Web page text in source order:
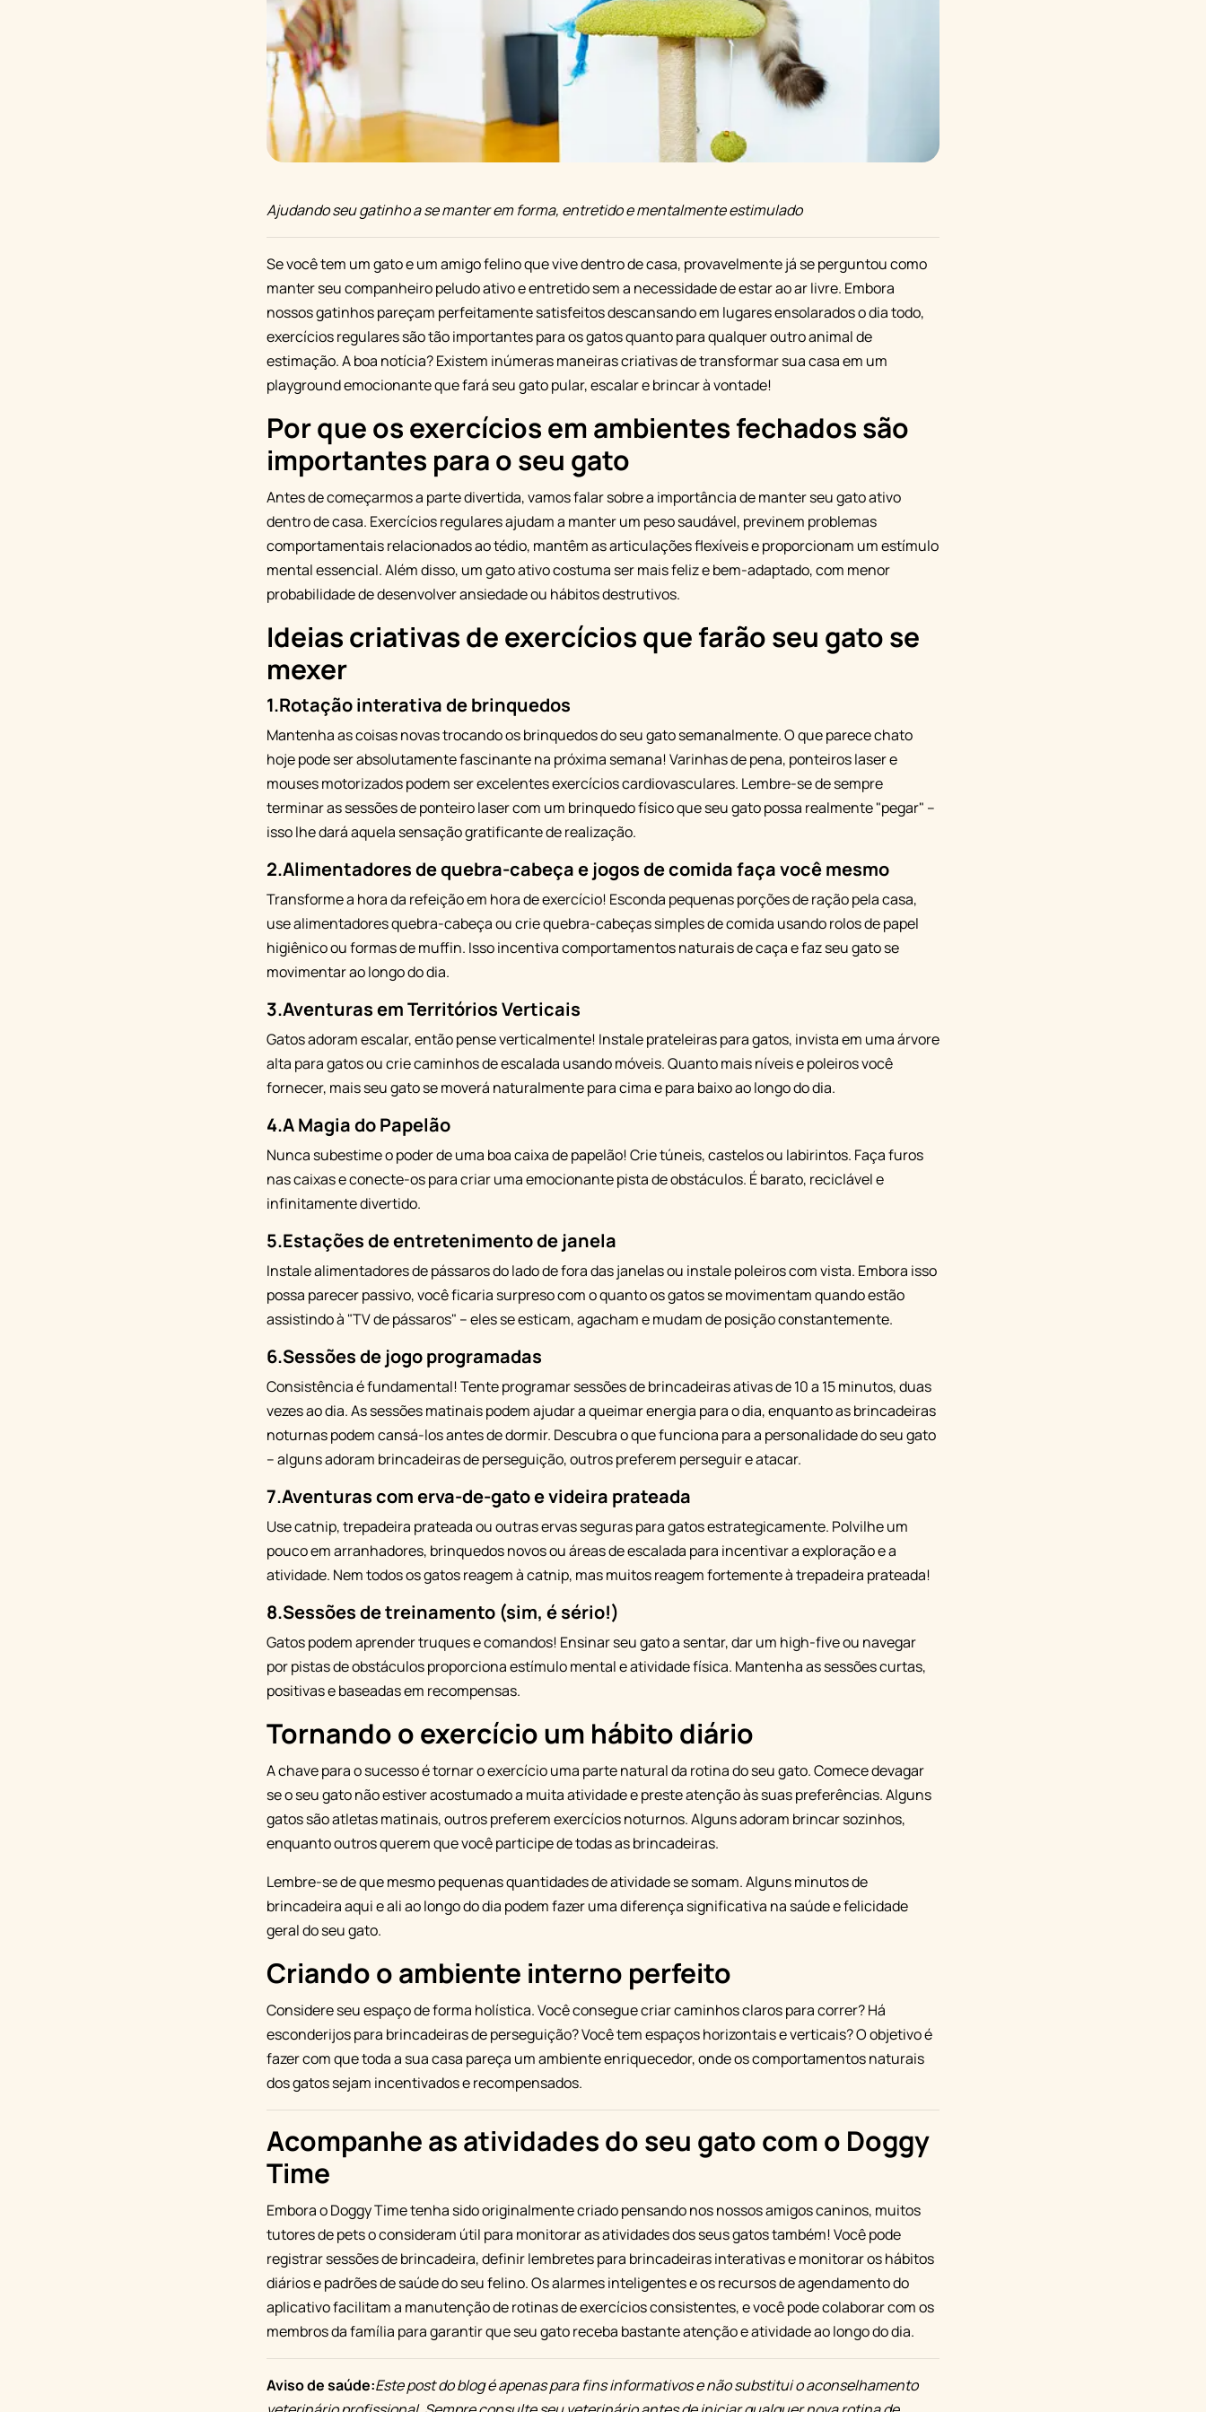
Ajudando seu gatinho a se manter em forma, entretido e mentalmente estimulado
Se você tem um gato e um amigo felino que vive dentro de casa, provavelmente já se perguntou como
manter seu companheiro peludo ativo e entretido sem a necessidade de estar ao ar livre. Embora
nossos gatinhos pareçam perfeitamente satisfeitos descansando em lugares ensolarados o dia todo,
exercícios regulares são tão importantes para os gatos quanto para qualquer outro animal de
estimação. A boa notícia? Existem inúmeras maneiras criativas de transformar sua casa em um
playground emocionante que fará seu gato pular, escalar e brincar à vontade!
Por que os exercícios em ambientes fechados são
importantes para o seu gato
Antes de começarmos a parte divertida, vamos falar sobre a importância de manter seu gato ativo
dentro de casa. Exercícios regulares ajudam a manter um peso saudável, previnem problemas
comportamentais relacionados ao tédio, mantêm as articulações flexíveis e proporcionam um estímulo
mental essencial. Além disso, um gato ativo costuma ser mais feliz e bem-adaptado, com menor
probabilidade de desenvolver ansiedade ou hábitos destrutivos.
Ideias criativas de exercícios que farão seu gato se
mexer
1.Rotação interativa de brinquedos
Mantenha as coisas novas trocando os brinquedos do seu gato semanalmente. O que parece chato
hoje pode ser absolutamente fascinante na próxima semana! Varinhas de pena, ponteiros laser e
mouses motorizados podem ser excelentes exercícios cardiovasculares. Lembre-se de sempre
terminar as sessões de ponteiro laser com um brinquedo físico que seu gato possa realmente "pegar" –
isso lhe dará aquela sensação gratificante de realização.
2.Alimentadores de quebra-cabeça e jogos de comida faça você mesmo
Transforme a hora da refeição em hora de exercício! Esconda pequenas porções de ração pela casa,
use alimentadores quebra-cabeça ou crie quebra-cabeças simples de comida usando rolos de papel
higiênico ou formas de muffin. Isso incentiva comportamentos naturais de caça e faz seu gato se
movimentar ao longo do dia.
3.Aventuras em Territórios Verticais
Gatos adoram escalar, então pense verticalmente! Instale prateleiras para gatos, invista em uma árvore
alta para gatos ou crie caminhos de escalada usando móveis. Quanto mais níveis e poleiros você
fornecer, mais seu gato se moverá naturalmente para cima e para baixo ao longo do dia.
4.A Magia do Papelão
Nunca subestime o poder de uma boa caixa de papelão! Crie túneis, castelos ou labirintos. Faça furos
nas caixas e conecte-os para criar uma emocionante pista de obstáculos. É barato, reciclável e
infinitamente divertido.
5.Estações de entretenimento de janela
Instale alimentadores de pássaros do lado de fora das janelas ou instale poleiros com vista. Embora isso
possa parecer passivo, você ficaria surpreso com o quanto os gatos se movimentam quando estão
assistindo à "TV de pássaros" – eles se esticam, agacham e mudam de posição constantemente.
6.Sessões de jogo programadas
Consistência é fundamental! Tente programar sessões de brincadeiras ativas de 10 a 15 minutos, duas
vezes ao dia. As sessões matinais podem ajudar a queimar energia para o dia, enquanto as brincadeiras
noturnas podem cansá-los antes de dormir. Descubra o que funciona para a personalidade do seu gato
– alguns adoram brincadeiras de perseguição, outros preferem perseguir e atacar.
7.Aventuras com erva-de-gato e videira prateada
Use catnip, trepadeira prateada ou outras ervas seguras para gatos estrategicamente. Polvilhe um
pouco em arranhadores, brinquedos novos ou áreas de escalada para incentivar a exploração e a
atividade. Nem todos os gatos reagem à catnip, mas muitos reagem fortemente à trepadeira prateada!
8.Sessões de treinamento (sim, é sério!)
Gatos podem aprender truques e comandos! Ensinar seu gato a sentar, dar um high-five ou navegar
por pistas de obstáculos proporciona estímulo mental e atividade física. Mantenha as sessões curtas,
positivas e baseadas em recompensas.
Tornando o exercício um hábito diário
A chave para o sucesso é tornar o exercício uma parte natural da rotina do seu gato. Comece devagar
se o seu gato não estiver acostumado a muita atividade e preste atenção às suas preferências. Alguns
gatos são atletas matinais, outros preferem exercícios noturnos. Alguns adoram brincar sozinhos,
enquanto outros querem que você participe de todas as brincadeiras.
Lembre-se de que mesmo pequenas quantidades de atividade se somam. Alguns minutos de
brincadeira aqui e ali ao longo do dia podem fazer uma diferença significativa na saúde e felicidade
geral do seu gato.
Criando o ambiente interno perfeito
Considere seu espaço de forma holística. Você consegue criar caminhos claros para correr? Há
esconderijos para brincadeiras de perseguição? Você tem espaços horizontais e verticais? O objetivo é
fazer com que toda a sua casa pareça um ambiente enriquecedor, onde os comportamentos naturais
dos gatos sejam incentivados e recompensados.
Acompanhe as atividades do seu gato com o Doggy
Time
Embora o Doggy Time tenha sido originalmente criado pensando nos nossos amigos caninos, muitos
tutores de pets o consideram útil para monitorar as atividades dos seus gatos também! Você pode
registrar sessões de brincadeira, definir lembretes para brincadeiras interativas e monitorar os hábitos
diários e padrões de saúde do seu felino. Os alarmes inteligentes e os recursos de agendamento do
aplicativo facilitam a manutenção de rotinas de exercícios consistentes, e você pode colaborar com os
membros da família para garantir que seu gato receba bastante atenção e atividade ao longo do dia.
Aviso de saúde:Este post do blog é apenas para fins informativos e não substitui o aconselhamento